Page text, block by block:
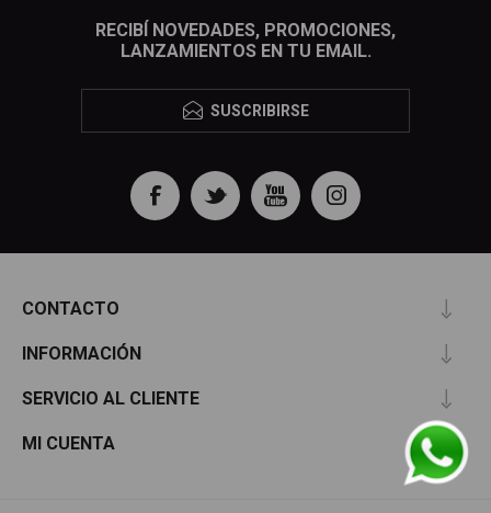
RECIBÍ NOVEDADES, PROMOCIONES,
LANZAMIENTOS EN TU EMAIL.
SUSCRIBIRSE
CONTACTO
INFORMACIÓN
SERVICIO AL CLIENTE
MI CUENTA